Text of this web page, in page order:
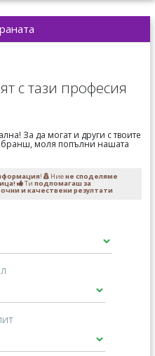
с тази професия
За да могат и други с твоите
бранш, моля попълни нашата
! Ниене споделяме
Ти подпомагаш за
и качествени резултати